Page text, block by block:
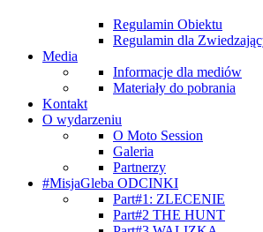
Regulamin Obiektu
Regulamin dla
Media
Informacje dla mediów
Materiały do pobrania
Kontakt
O wydarzeniu
O Moto Session
Galeria
Partnerzy
#MisjaGleba ODCINKI
Part#1: ZLECENIE
Part#2 THE HUNT